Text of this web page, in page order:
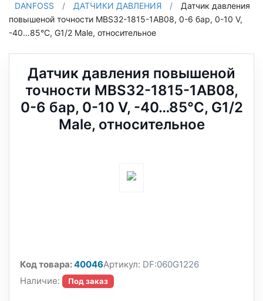
DANFOSS
/ ДАТЧИКИ ДАВЛЕНИЯ /
Датчик давления
повышеной точности MBS32-1815-1AB08, 0-6 бар, 0-10 V,
-40…85°C, G1/2 Male, относительное
Датчик давления повышеной
точности MBS32-1815-1AB08,
0-6 бар, 0-10 V, -40…85°C, G1/2
Male, относительное
Код товара:40046Артикул: DF:060G1226
Наличие:
Под заказ